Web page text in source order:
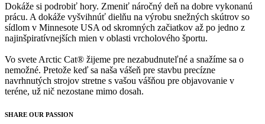
Dokáže si podrobiť hory. Zmeniť náročný deň na dobre vykonanú
prácu. A dokáže vyšvihnúť dielňu na výrobu snežných skútrov so
sídlom v Minnesote USA od skromných začiatkov až po jedno z
najinšpiratívnejších mien v oblasti vrcholového športu.
Vo svete Arctic Cat® žijeme pre nezabudnuteľné a snažíme sa o
nemožné. Pretože keď sa naša vášeň pre stavbu precízne
navrhnutých strojov stretne s vašou vášňou pre objavovanie v
teréne, už nič nezostane mimo dosah.
SHARE OUR PASSION